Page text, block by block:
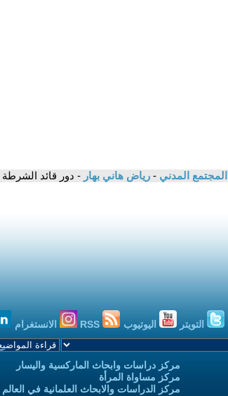
المجتمع المدني - رياض هاني بهار - دور قائد الشرطة
التويتر اليوتيوب الانستغرام
مركز دراسات وابحاث الماركسية واليسار
مركز مساواة المرأة
مركز الدراسات والابحاث العلمانية في العالم